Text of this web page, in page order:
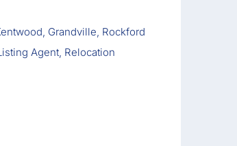
Grandville, Rockford
Agent, Relocation